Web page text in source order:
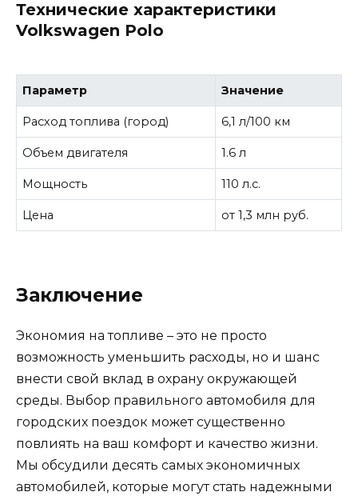
Технические характеристики
Volkswagen Polo
Параметр Значение
Расход топлива (город) 6,1 л/100 км
Объем двигателя 1.6 л
Мощность 110 л.с.
Цена от 1,3 млн руб.
Заключение
Экономия на топливе – это не просто
возможность уменьшить расходы, но и шанс
внести свой вклад в охрану окружающей
среды. Выбор правильного автомобиля для
городских поездок может существенно
повлиять на ваш комфорт и качество жизни.
Мы обсудили десять самых экономичных
автомобилей, которые могут стать надежными